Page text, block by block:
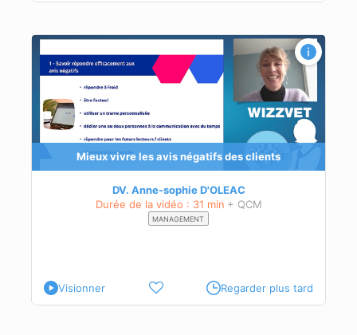
Mieux vivre les avis négatifs des clients
DV. Anne-sophie D'OLEAC
Durée de la vidéo : 31 min + QCM
MANAGEMENT
Visionner Regarder plus tard